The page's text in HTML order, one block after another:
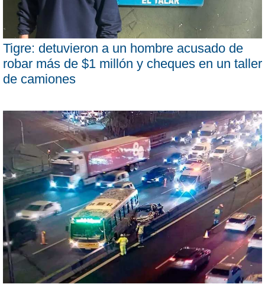
Tigre: detuvieron a un hombre acusado de
robar más de $1 millón y cheques en un taller
de camiones